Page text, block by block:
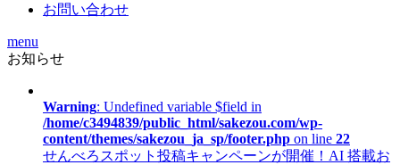
お問い合わせ
menu
お知らせ
Warning: Undefined variable $field in
/home/c3494839/public_html/sakezou.com/wp-
content/themes/sakezou_ja_sp/footer.php on line 22
せんべろスポット投稿キャンペーンが開催！AI 搭載お